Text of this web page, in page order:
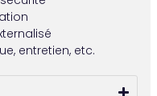
entretien, etc.